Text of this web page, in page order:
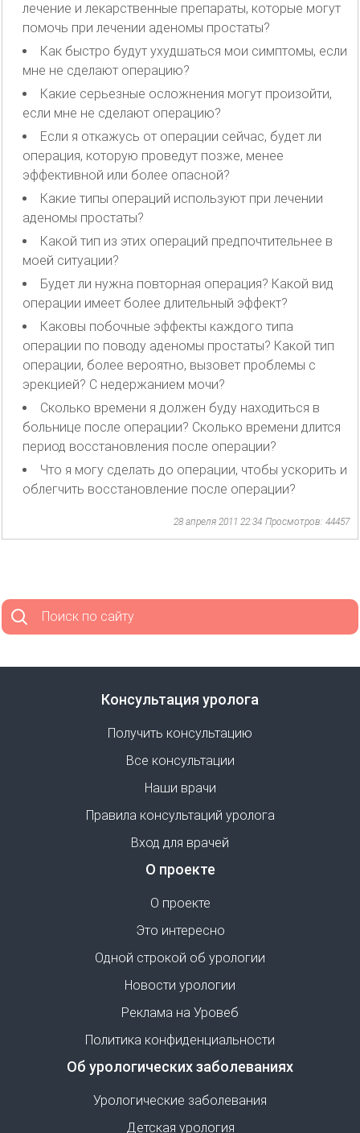
лечение и лекарственные препараты, которые могут
помочь при лечении аденомы простаты?
Как быстро будут ухудшаться мои симптомы, если
мне не сделают операцию?
Какие серьезные осложнения могут произойти,
если мне не сделают операцию?
Если я откажусь от операции сейчас, будет ли
операция, которую проведут позже, менее
эффективной или более опасной?
Какие типы операций используют при лечении
аденомы простаты?
Какой тип из этих операций предпочтительнее в
моей ситуации?
Будет ли нужна повторная операция? Какой вид
операции имеет более длительный эффект?
Каковы побочные эффекты каждого типа
операции по поводу аденомы простаты? Какой тип
операции, более вероятно, вызовет проблемы с
эрекцией? С недержанием мочи?
Сколько времени я должен буду находиться в
больнице после операции? Сколько времени длится
период восстановления после операции?
Что я могу сделать до операции, чтобы ускорить и
облегчить восстановление после операции?
28 апреля 2011 22:34 Просмотров: 44457
Поиск по сайту
Консультация уролога
Получить консультацию
Все консультации
Наши врачи
Правила консультаций уролога
Вход для врачей
О проекте
О проекте
Это интересно
Одной строкой об урологии
Новости урологии
Реклама на Уровеб
Политика конфиденциальности
Об урологических заболеваниях
Урологические заболевания
Детская урология